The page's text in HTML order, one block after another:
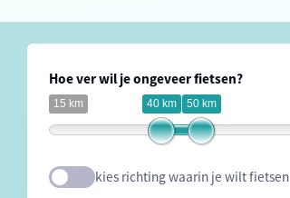
Hoe ver wil je ongeveer fietsen?
15 km 40 km 50 km
kies richting waarin je wilt fietsen